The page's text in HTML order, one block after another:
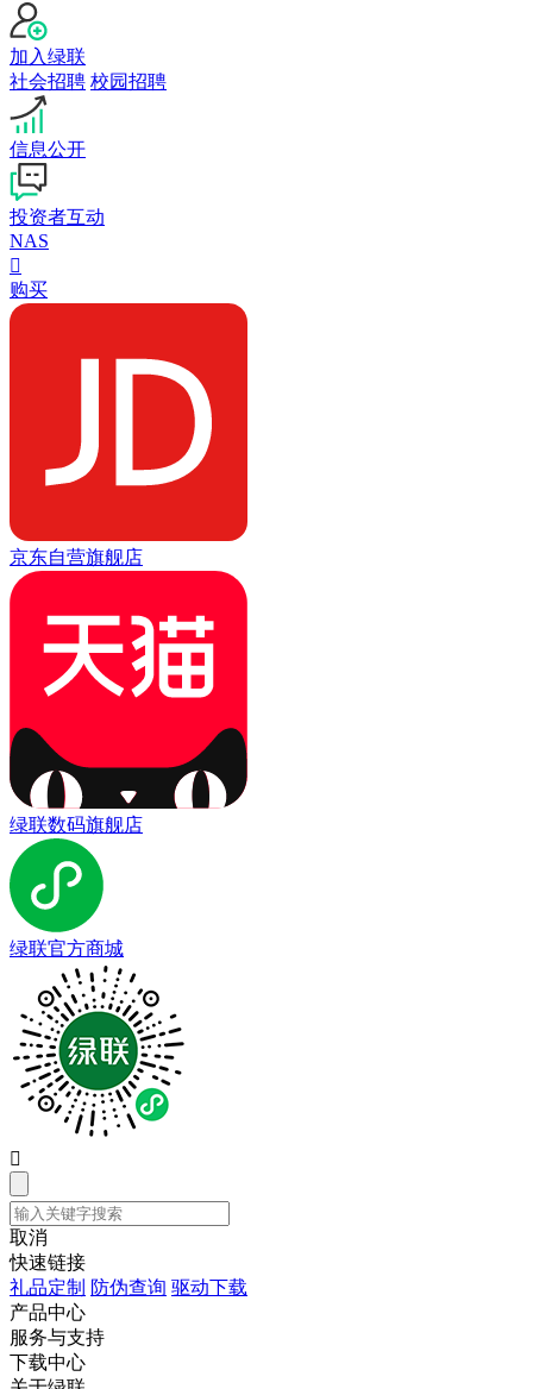
加入绿联
社会招聘 校园招聘
信息公开
投资者互动
NAS

购买
京东自营旗舰店
绿联数码旗舰店
绿联官方商城

取消
快速链接
礼品定制 防伪查询 驱动下载
产品中心
服务与支持
下载中心